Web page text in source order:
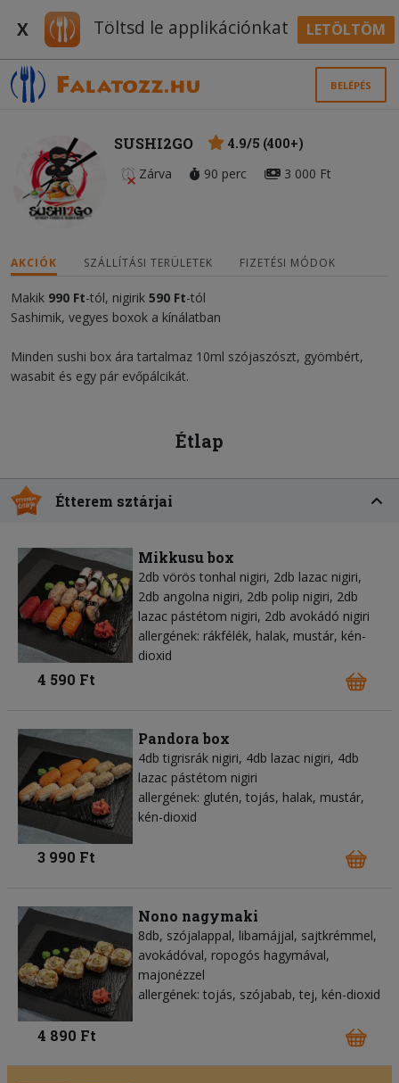
X Töltsd le applikációnkat LETÖLTÖM
BELÉPÉS
SUSHI2GO
4.9/5 (400+)
Zárva
90 perc 3 000 Ft
AKCIÓK SZÁLLÍTÁSI TERÜLETEK FIZETÉSI MÓDOK
Makik 990 Ft-tól, nigirik 590 Ft-tól
Sashimik, vegyes boxok a kínálatban
Minden sushi box ára tartalmaz 10ml szójaszószt, gyömbért,
wasabit és egy pár evőpálcikát.
Étlap
Étterem sztárjai
Mikkusu box
2db vörös tonhal nigiri, 2db lazac nigiri,
2db angolna nigiri, 2db polip nigiri, 2db
lazac pástétom nigiri, 2db avokádó nigiri
allergének: rákfélék, halak, mustár, kén-
dioxid
4 590 Ft
Pandora box
4db tigrisrák nigiri, 4db lazac nigiri, 4db
lazac pástétom nigiri
allergének: glutén, tojás, halak, mustár,
kén-dioxid
3 990 Ft
Nono nagymaki
8db, szójalappal, libamájjal, sajtkrémmel,
avokádóval, ropogós hagymával,
majonézzel
allergének: tojás, szójabab, tej, kén-dioxid
4 890 Ft